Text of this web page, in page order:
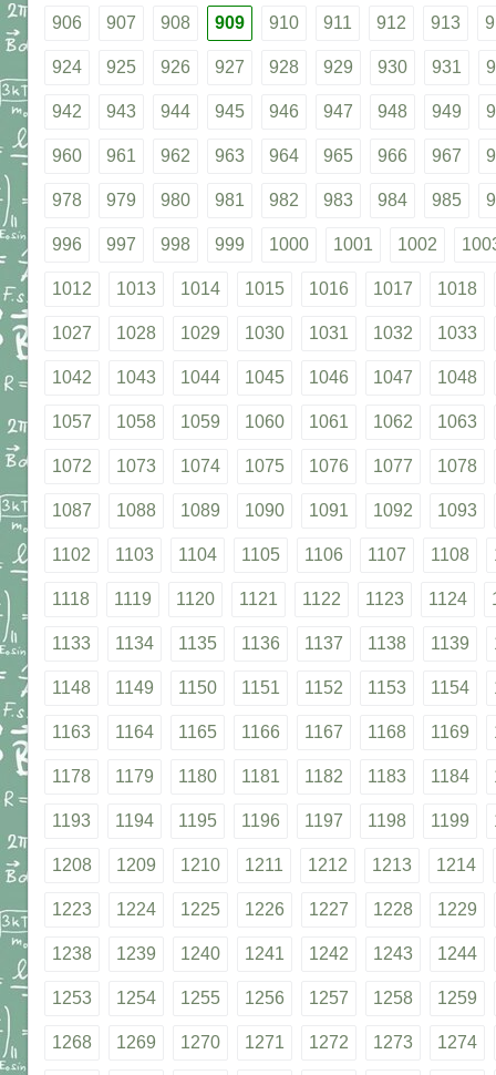
906 907 908 909 910 911 912 913
924 925 926 927 928 929 930 931
942 943 944 945 946 947 948 949
960 961 962 963 964 965 966 967
978 979 980 981 982 983 984 985
996 997 998 999 1000 1001 1002
1012 1013 1014 1015 1016 1017 1018
1027 1028 1029 1030 1031 1032 1033
1042 1043 1044 1045 1046 1047 1048
1057 1058 1059 1060 1061 1062 1063
1072 1073 1074 1075 1076 1077 1078
1087 1088 1089 1090 1091 1092 1093
1102 1103 1104 1105 1106 1107 1108
1118 1119 1120 1121 1122 1123 1124
1133 1134 1135 1136 1137 1138 1139
1148 1149 1150 1151 1152 1153 1154
1163 1164 1165 1166 1167 1168 1169
1178 1179 1180 1181 1182 1183 1184
1193 1194 1195 1196 1197 1198 1199
1208 1209 1210 1211 1212 1213 1214
1223 1224 1225 1226 1227 1228 1229
1238 1239 1240 1241 1242 1243 1244
1253 1254 1255 1256 1257 1258 1259
1268 1269 1270 1271 1272 1273 1274